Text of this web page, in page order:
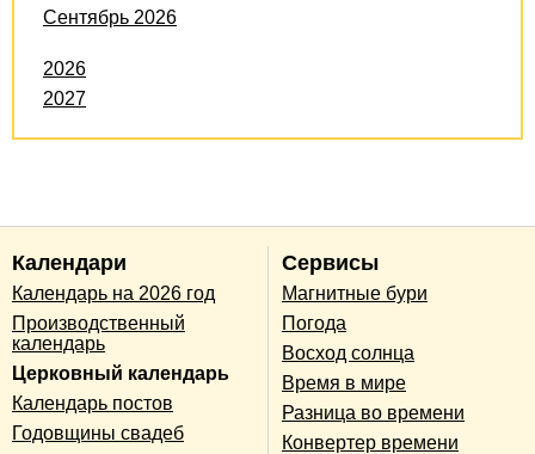
Сентябрь 2026
2026
2027
Календари
Календарь на 2026 год
Производственный
календарь
Церковный календарь
Календарь постов
Годовщины свадеб
Сервисы
Магнитные бури
Погода
Восход солнца
Время в мире
Разница во времени
Конвертер времени